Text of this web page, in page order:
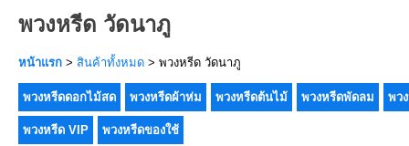
พวงหรีด วัดนาภู
หน้าแรก > สินค้าทั้งหมด > พวงหรีด วัดนาภู
พวงหรีดดอกไม้สด พวงหรีดผ้าห่ม พวงหรีดต้นไม้ พวงหรีดพัดลม พว
พวงหรีด VIP พวงหรีดของใช้